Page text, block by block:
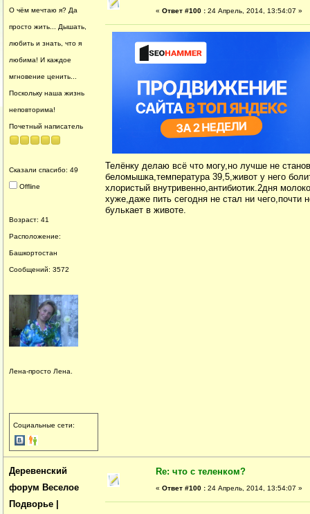
О чём мечтаю я? Да
просто жить... Дышать,
любить и знать, что я
любима! И каждое
мгновение ценить...
Поскольку наша жизнь
неповторима!
Почетный написатель
Сказали спасибо: 49
Offline
Возраст: 41
Расположение:
Башкортостан
Сообщений: 3572
Лена-просто Лена.
Социальные сети:
« Ответ #100 : 24 Апрель, 2014, 13:54:07 »
Телёнку делаю всё что могу,но лучше не
беломышка,температура 39,5,живот у него
хлористый внутривенно,антибиотик.2дня
хуже,даже пить сегодня не стал ни чего,почти
булькает в животе.
Деревенский
форум Веселое
Подворье |
Re: что с теленком?
« Ответ #100 : 24 Апрель, 2014, 13:54:07 »